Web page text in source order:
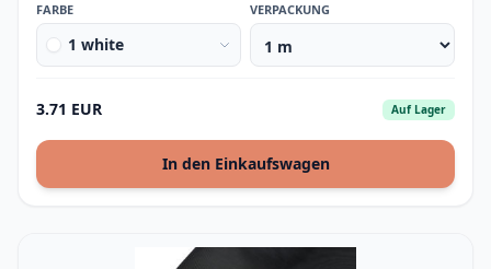
FARBE
1 white
VERPACKUNG
3.71 EUR Auf Lager
In den Einkaufswagen